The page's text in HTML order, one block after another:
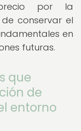
por la
conservar el
en
futuras.
que
de
entorno